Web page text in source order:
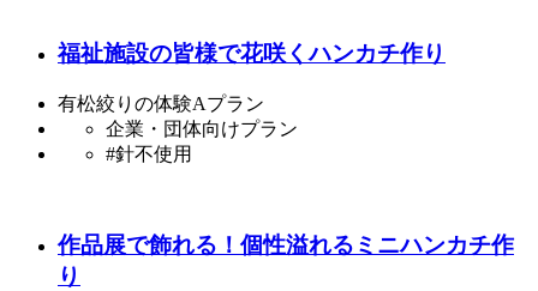
福祉施設の皆様で花咲くハンカチ作り
有松絞りの体験Aプラン
企業・団体向けプラン
#針不使用
作品展で飾れる！個性溢れるミニハンカチ作
り